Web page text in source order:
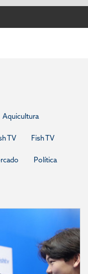
Aquicultura
TV Fish TV
Política